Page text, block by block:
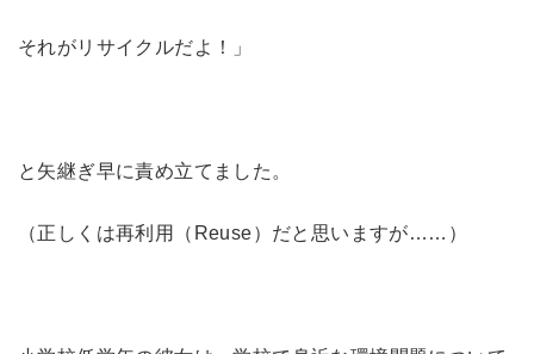
それがリサイクルだよ！」
と矢継ぎ早に責め立てました。
（正しくは再利用（Reuse）だと思いますが……）